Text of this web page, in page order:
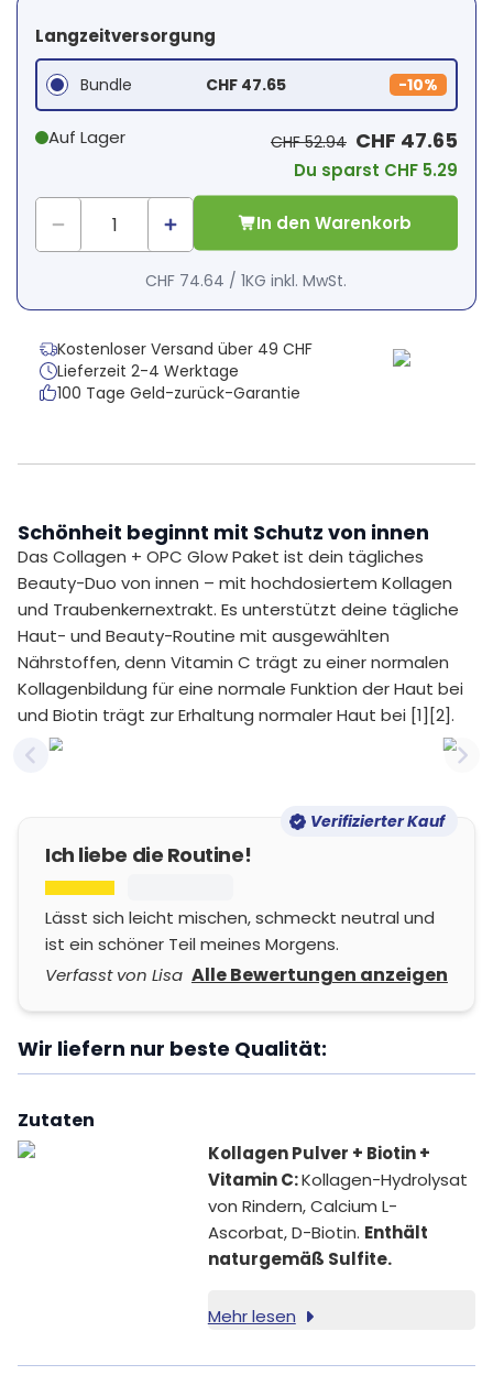
Langzeitversorgung
Bundle CHF 47.65 -10%
Auf Lager CHF 52.94 CHF 47.65
Du sparst CHF 5.29
In den Warenkorb
CHF 74.64 /1KG inkl. MwSt.
Kostenloser Versand über 49 CHF
Lieferzeit 2-4 Werktage
100 Tage Geld-zurück-Garantie
Schönheit beginnt mit Schutz von innen
Das Collagen + OPC Glow Paket ist dein tägliches
Beauty-Duo von innen – mit hochdosiertem Kollagen
und Traubenkernextrakt. Es unterstützt deine tägliche
Haut- und Beauty-Routine mit ausgewählten
Nährstoffen, denn Vitamin C trägt zu einer normalen
Kollagenbildung für eine normale Funktion der Haut bei
und Biotin trägt zur Erhaltung normaler Haut bei [1][2].
Previous slide
Verifizierter Kauf
Ich liebe die Routine!
Lässt sich leicht mischen, schmeckt neutral und
ist ein schöner Teil meines Morgens.
Verfasst von Lisa Alle Bewertungen anzeigen
Wir liefern nur beste Qualität:
Zutaten
Kollagen Pulver + Biotin +
Vitamin C:Kollagen-Hydrolysat
von Rindern, Calcium L-
Ascorbat, D-Biotin. Enthält
naturgemäß Sulfite.
Mehr lesen